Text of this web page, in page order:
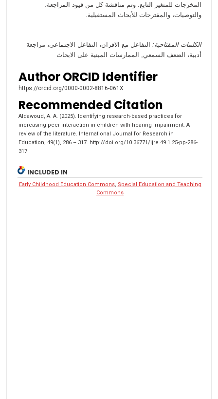
المخرجات للمتغير التابع. وتم مناقشة كل من قيود المراجعة،
والتوصيات، والمقترحات للأبحاث المستقبلية.
الكلمات المفتاحية:
التفاعل مع الاقران، التفاعل الاجتماعي، مراجعة
أدبية، الضعف السمعي, الممارسات المبنية على الابحاث
Author ORCID Identifier
https://orcid.org/0000-0002-8816-061X
Recommended Citation
Aldawoud, A. A. (2025). Identifying research-based practices for
increasing peer interaction in children with hearing impairment: A
review of the literature. International Journal for Research in
Education, 49(1), 286 – 317. http://doi.org/10.36771/ijre.49.1.25-pp-286-
317
INCLUDED IN
Early Childhood Education Commons, Special Education and Teaching
Commons